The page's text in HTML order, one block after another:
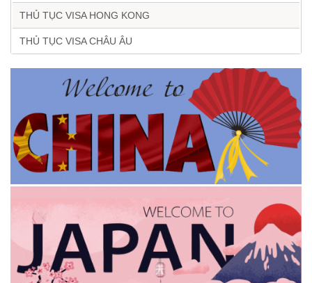
THỦ TỤC VISA HONG KONG
THỦ TỤC VISA CHÂU ÂU